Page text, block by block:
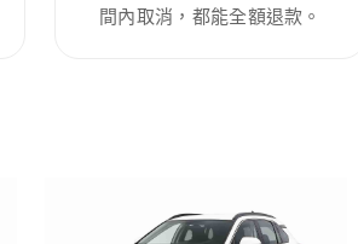
間內取消，都能全額退款。